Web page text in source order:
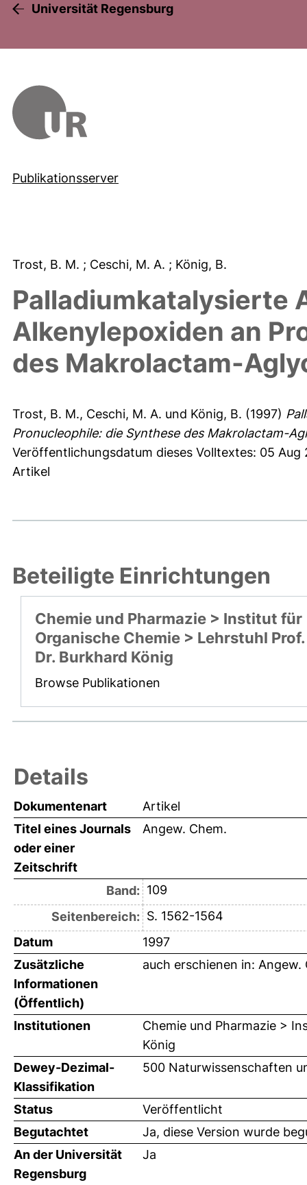
Universität Regensburg
Publikationsserver
Trost, B. M. ; Ceschi, M. A. ; König, B.
Palladiumkatalysierte
Alkenylepoxiden an
des Makrolactam-
Trost, B. M., Ceschi, M. A. und König, B. (1997)
Pronucleophile: die Synthese des Makrolactam-
Veröffentlichungsdatum dieses Volltextes: 05 Aug
Artikel
Beteiligte Einrichtungen
Chemie und Pharmazie > Institut für
Organische Chemie > Lehrstuhl Prof.
Dr. Burkhard König
Browse Publikationen
Details
Dokumentenart
Artikel
Titel eines Journals
oder einer
Zeitschrift
Angew. Chem.
Band: 109
Seitenbereich: S. 1562-1564
Datum
1997
Zusätzliche
Informationen
(Öffentlich)
auch erschienen in:
Institutionen
Chemie und Pharmazie >
König
Dewey-Dezimal-
Klassifikation
500 Naturwissenschaften
Status
Veröffentlicht
Begutachtet
Ja, diese Version wurde
An der Universität
Regensburg
Ja